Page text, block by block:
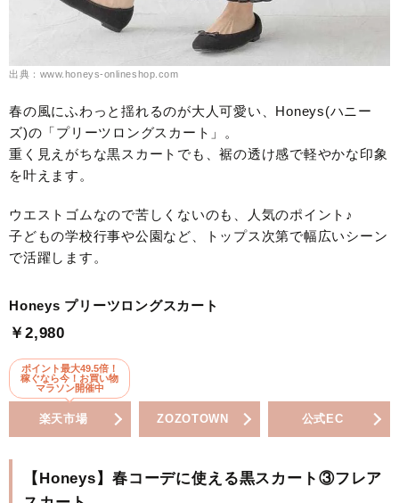
出典：www.honeys-onlineshop.com
春の風にふわっと揺れるのが大人可愛い、Honeys(ハニー
ズ)の「プリーツロングスカート」。
重く見えがちな黒スカートでも、裾の透け感で軽やかな印象
を叶えます。
ウエストゴムなので苦しくないのも、人気のポイント♪
子どもの学校行事や公園など、トップス次第で幅広いシーン
で活躍します。
Honeys プリーツロングスカート
￥2,980
ポイント最大49.5倍！
稼ぐなら今！お買い物
マラソン開催中
楽天市場 ZOZOTOWN 公式EC
【Honeys】春コーデに使える黒スカート③フレア